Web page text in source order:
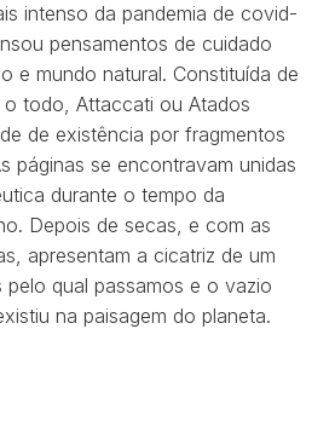
SOBRE
CLIPPING
CONTATO
intenso da pandemia de covid-
pensamentos de cuidado
e mundo natural. Constituída de
o todo, Attaccati ou Atados
de existência por fragmentos
páginas se encontravam unidas
durante o tempo da
Depois de secas, e com as
apresentam a cicatriz de um
qual passamos e o vazio
na paisagem do planeta.